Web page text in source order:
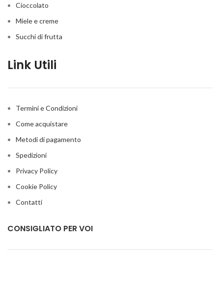
Cioccolato
Miele e creme
Succhi di frutta
Link Utili
Termini e Condizioni
Come acquistare
Metodi di pagamento
Spedizioni
Privacy Policy
Cookie Policy
Contatti
CONSIGLIATO PER VOI